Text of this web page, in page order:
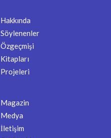
Hakkında
Söylenenler
Özgeçmişi
Kitapları
Projeleri
Magazin
Medya
İletişim